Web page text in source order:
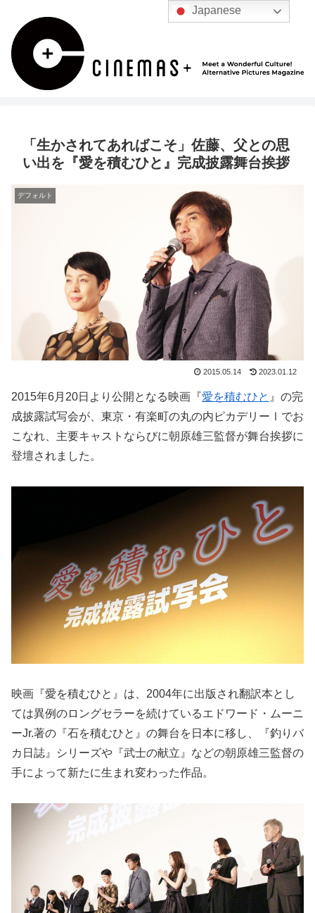
「生かされてあればこそ」佐藤、父との思
い出を『愛を積むひと』完成披露舞台挨拶
デフォルト
2015.05.14 2023.01.12
2015年6月20日より公開となる映画『愛を積むひと 』の完
成披露試写会が、東京・有楽町の丸の内ピカデリーⅠでお
こなれ、主要キャストならびに朝原雄三監督が舞台挨拶に
登壇されました。
映画『愛を積むひと』は、2004年に出版され翻訳本とし
ては異例のロングセラーを続けているエドワード・ムーニ
ーJr.著の『石を積むひと』の舞台を日本に移し、『釣りバ
カ日誌』シリーズや『武士の献立』などの朝原雄三監督の
手によって新たに生まれ変わった作品。
Japanese